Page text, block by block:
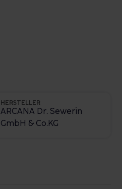
HERSTELLER
ARCANA Dr. Sewerin
GmbH & Co.KG